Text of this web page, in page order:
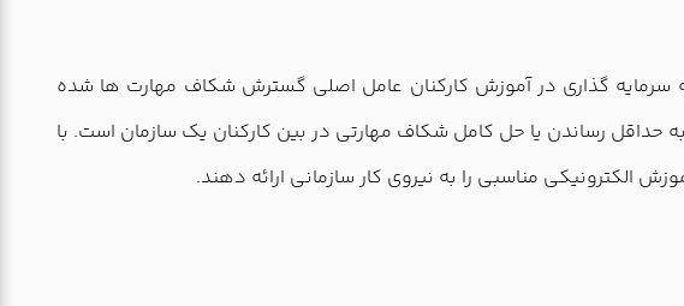
سرمایه گذاری در آموزش کارکنان عامل اصلی گسترش شکاف مهارت ها شده
حداقل رساندن یا حل کامل شکاف مهارتی در بین کارکنان یک سازمان است. با